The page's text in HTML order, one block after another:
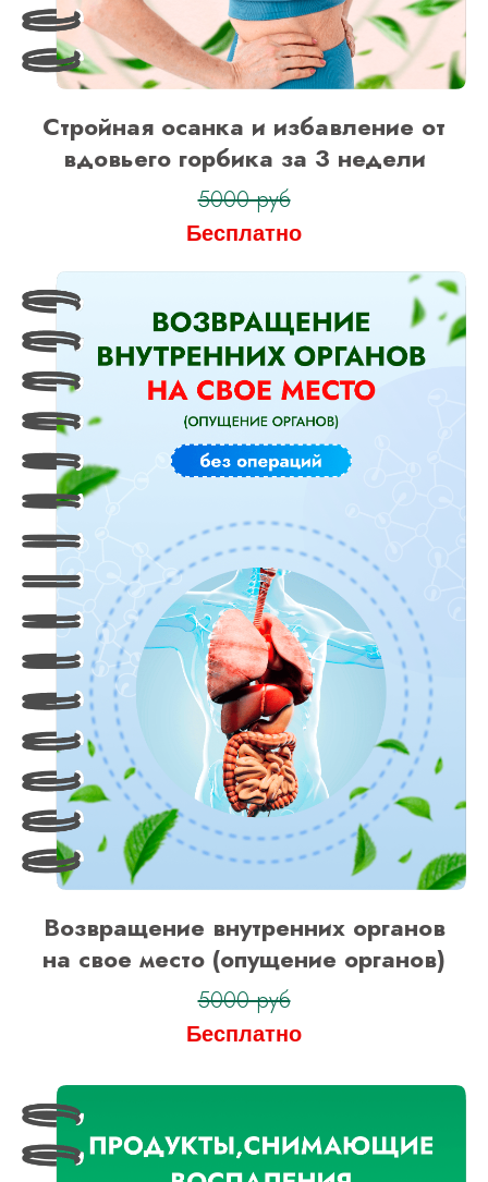
Стройная осанка и избавление от
вдовьего горбика за 3 недели
5000 руб
Бесплатно
Возвращение внутренних органов
на свое место (опущение органов)
5000 руб
Бесплатно